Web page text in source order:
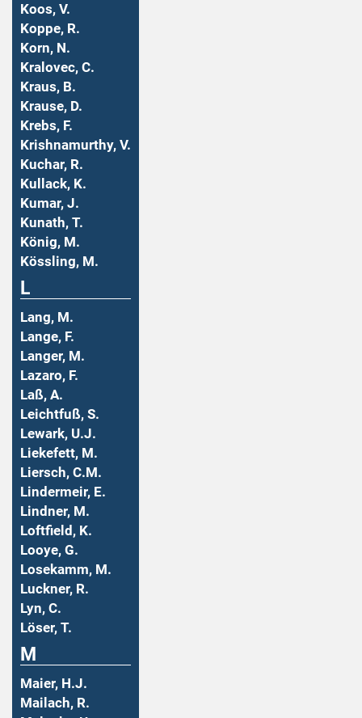
Koos, V.
Koppe, R.
Korn, N.
Kralovec, C.
Kraus, B.
Krause, D.
Krebs, F.
Krishnamurthy, V.
Kuchar, R.
Kullack, K.
Kumar, J.
Kunath, T.
König, M.
Kössling, M.
L
Lang, M.
Lange, F.
Langer, M.
Lazaro, F.
Laß, A.
Leichtfuß, S.
Lewark, U.J.
Liekefett, M.
Liersch, C.M.
Lindermeir, E.
Lindner, M.
Loftfield, K.
Looye, G.
Losekamm, M.
Luckner, R.
Lyn, C.
Löser, T.
M
Maier, H.J.
Mailach, R.